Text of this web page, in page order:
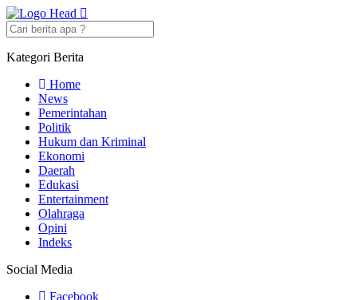
Kategori Berita
Home
News
Pemerintahan
Politik
Hukum dan Kriminal
Ekonomi
Daerah
Edukasi
Entertainment
Olahraga
Opini
Indeks
Social Media
Facebook